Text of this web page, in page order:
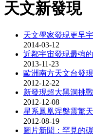
天文新發現
天文學家發現更早
2014-03-12
近鄰宇宙發現最強
2013-11-23
歐洲南方天文台發
2012-12-22
新發現超大黑洞挑
2012-12-08
星系鳳凰涅槃震驚
2012-08-19
圖片新聞：罕見的